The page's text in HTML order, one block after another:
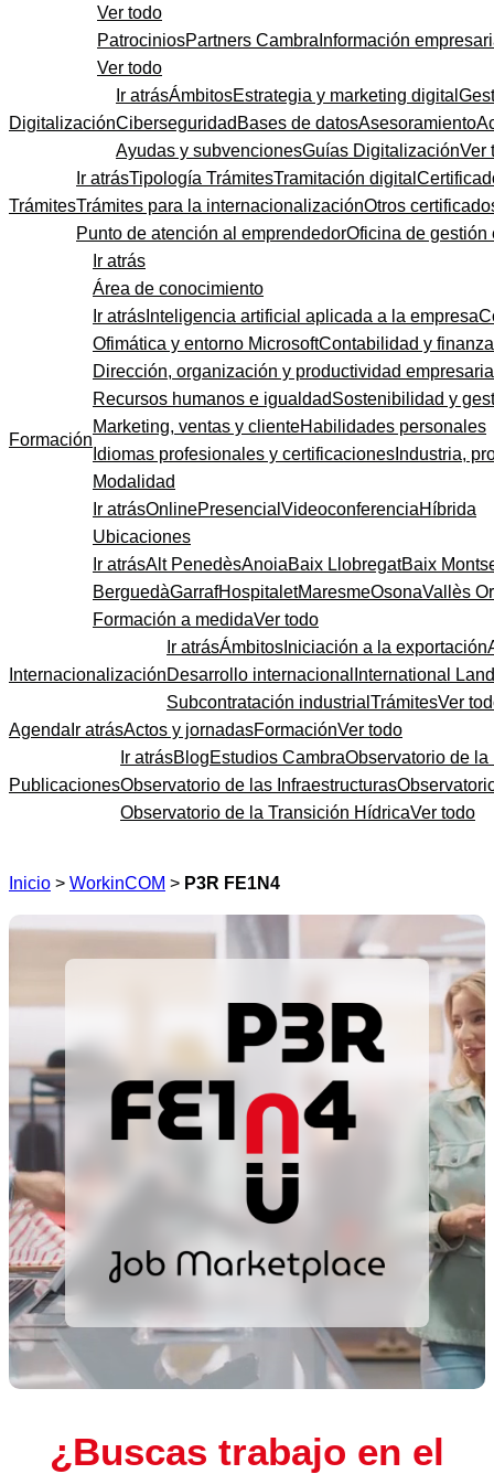
Ver todo
PatrociniosPartners Cambra Información
Ver todo
Digitalización
Ir atrásÁmbitosEstrategia y marketing digital
Ciberseguridad Bases de datosAsesoramiento
Ayudas y subvencionesGuías DigitalizaciónVer
Trámites
Ir atrásTipología TrámitesTramitación digital
Trámites para la internacionalizaciónOtros
Punto de atención al emprendedorOficina de gestión
Formación
Ir atrás
Área de conocimiento
Ir atrás Inteligencia artificial aplicada a la empresa
Ofimática y entorno MicrosoftContabilidad y
Dirección, organización y productividad
Recursos humanos e igualdadSostenibilidad y
Marketing, ventas y clienteHabilidades personales
Idiomas profesionales y certificaciones Industria,
Modalidad
Ir atrásOnlinePresencial VideoconferenciaHíbrida
Ubicaciones
Ir atrásAlt PenedèsAnoiaBaix LlobregatBaix
BerguedàGarrafHospitaletMaresmeOsonaVallès
Formación a medidaVer todo
Internacionalización
Ir atrásÁmbitos Iniciación a la exportación
Desarrollo internacional International
Subcontratación industrial TrámitesVer
Agenda Ir atrásActos y jornadasFormaciónVer todo
Publicaciones
Ir atrásBlogEstudios CambraObservatorio de la
Observatorio de las Infraestructuras
Observatorio de la Transición HídricaVer todo
Inicio > WorkinCOM > P3R FE1N4
¿Buscas trabajo en el